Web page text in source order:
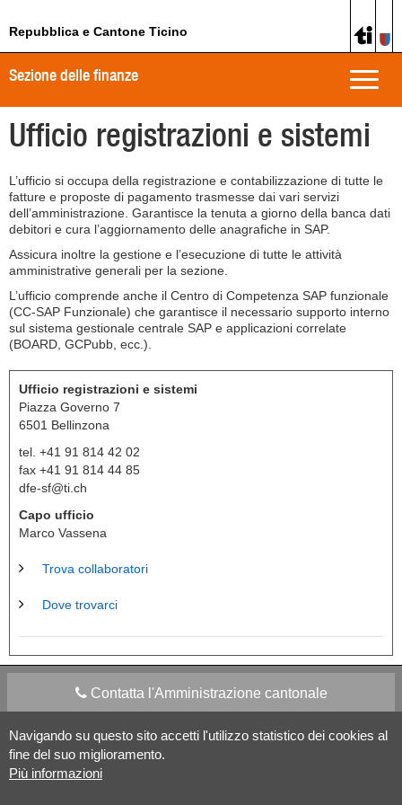
Navigando su questo sito accetti l'utilizzo statistico dei cookies al
fine del suo miglioramento.
Più informazioni
Repubblica e Cantone Ticino
Toggle
Sezione delle finanze
Ufficio registrazioni e sistemi
L’ufficio si occupa della registrazione e contabilizzazione di tutte le
fatture e proposte di pagamento trasmesse dai vari servizi
dell’amministrazione. Garantisce la tenuta a giorno della banca dati
debitori e cura l’aggiornamento delle anagrafiche in SAP.
Assicura inoltre la gestione e l’esecuzione di tutte le attività
amministrative generali per la sezione.
L’ufficio comprende anche il Centro di Competenza SAP funzionale
(CC-SAP Funzionale) che garantisce il necessario supporto interno
sul sistema gestionale centrale SAP e applicazioni correlate
(BOARD, GCPubb, ecc.).
Ufficio registrazioni e sistemi
Piazza Governo 7
6501 Bellinzona
tel. +41 91 814 42 02
fax +41 91 814 44 85
dfe-sf@ti.ch
Capo ufficio
Marco Vassena
Trova collaboratori
Dove trovarci
Contatta l'Amministrazione cantonale
Apps Mobile Social media